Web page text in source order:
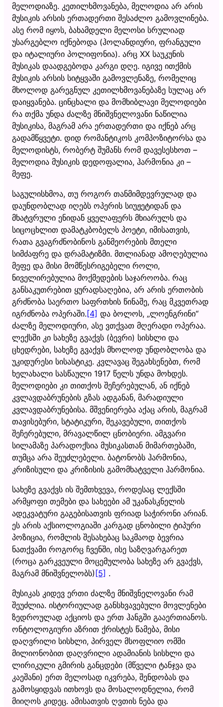
მელოდიაზე. კეთილხმოვანება, მელოდია არ არის
მუსიკის არსის ერთადერთი შესაძლო გამოვლინება.
ასე რომ იყოს, ბახამდელი მელოსი სრულიად
უსარგებლო იქნებოდა (ჰოლანდიური, ფრანგული
და იტალიური პოლიფონია). არც XX საუკუნის
მუსიკას დაადგებოდა კარგი დღე. იგივე ითქმის
მუსიკის არსის სიტყვაში გამოვლენაზე, რომელიც
მხოლოდ გარეგნულ კეთილხმოვანებაზე სულაც არ
დაიყვანება. ცინცხალი და მომხიბლავი მელოდიები
რა თქმა უნდა ძალზე მნიშვნელოვანი ნაწილია
მუსიკისა, მაგრამ არა ერთადერთი და იქნებ არც
გადამწყვეტი. დიდ რომანტიკოს კომპოზიტორსა და
მელოდისტს, რობერტ შუმანს რომ დავესესხოთ –
მელოდია მუსიკის დედოფალია, ჰარმონია კი –
მეფე.
საგულისხმოა, თუ როგორ თანმიმდევრულად და
დაუნდობლად იღებს ოპერის სიუჟეტიდან და
მხატვრული ენიდან ყველაფერს მხიარულს და
სიცოცხლით დამატკბობელს პოეტი, იმისათვის,
რათა გვაგრძნობინოს განმეორების მთელი
სიმძაფრე და დრამატიზმი. მთლიანად ამოღებულია
მეფე და მისი მომწესრიგებელი როლი,
ნიველირებულია მოქმედების საჯაროობა. რაც
განსაკუთრებით ყურადსაღებია, არ არის ერთობის
გრძნობა საერთო საფრთხის წინაშე, რაც მკვეთრად
იგრძნობა ოპერაში.[4] და ბოლოს, „ლოენგრინი“
ძალზე მელოდიური, ასე ვთქვათ მღერადი ოპერაა.
ლექსში კი სახეზე გვაქვს (ბევრი) სისხლი და
ცხედრები, სახეზე გვაქვს მხოლოდ უნდობლობა და
უკიდურესი სისასტიკე. კვლავაც შეგახსენებთ, რომ
ხელახალი სასწაული 1917 წელს უნდა მოხდეს.
მელოდიები კი თითქოს შეჩერებულან, ან იქნებ
კვლავდაბრუნების გზას ადგანან, მარადიული
კვლავდაბრუნებისა. მშვენიერება აქაც არის, მაგრამ
თავისებური, სტატიკური, შეკავებული, თითქოს
შეჩერებული, მრავალწილ ცნობიერი. ამგვარი
სილამაზე პარადოქსია მუსიკასთან მიმართებაში,
თუმცა არა შეუძლებელი. ბატონობს ჰარმონია,
კრიზისული და კრიზისის გამომხატველი ჰარმონია.
სახეზე გვაქვს ის შემთხვევა, როდესაც ლექსში
არმყოფი თემები და სახეები ამ უკანასკნელის
ადეკვატური გაგებისათვის ფრიად საჭირონი არიან.
ეს არის აქსიოლოგიაში კარგად ცნობილი ტიპური
პოზიცია, რომლის შესახებაც საკმაოდ ბევრია
ნათქვამი როგორც ჩვენში, ისე საზღვარგარეთ
(როცა გარკვეული მოცემულობა სახეზე არ გვაქვს,
მაგრამ მნიშვნელობს) [5] .
მუსიკას კიდევ ერთი ძალზე მნიშვნელოვანი რამ
შეუძლია. ისტორიულად განსხვავებული მოვლენები
ზედროულად აქციოს და ერთ ჰანგში გააერთიანოს.
ონტოლოგიური აზრით ქრისტეს წამება, მისი
დაღვრილი სისხლი, პირველ მსოფლიო ომში
მილიონობით დაღვრილი ადამიანის სისხლი და
ლირიკული გმირის განცდები (მწველი ტანჯვა და
კაეშანი) ერთ მელოსად იკვრება, შენდობას და
გამოსყიდვას ითხოვს და მოსალოდნელია, რომ
მიიღოს კიდეც. ამისათვის ღვთის ნება და